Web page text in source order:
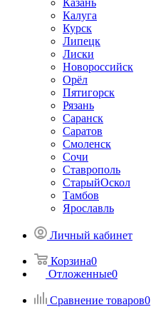
Казань
Калуга
Курск
Липецк
Лиски
Новороссийск
Орёл
Пятигорск
Рязань
Саранск
Саратов
Смоленск
Сочи
Ставрополь
СтарыйОскол
Тамбов
Ярославль
Личный кабинет
Корзина0
Отложенные0
Сравнение товаров0